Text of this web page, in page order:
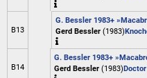
B13
G. Bessler 1983+
Gerd Bessler (1983)
B14
G. Bessler 1983+
Gerd Bessler(1983)